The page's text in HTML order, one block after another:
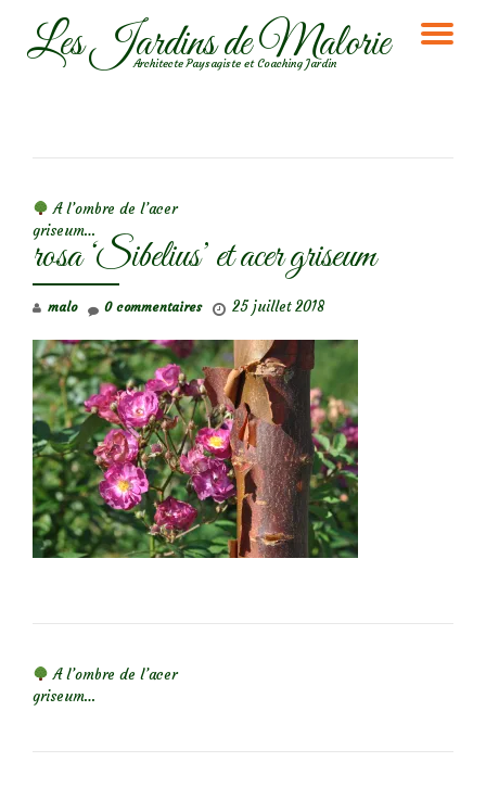
AllerLes Jardins de Malorie
Architecte Paysagiste et Coaching Jardin
A l’ombre de l’acer
griseum…
rosa ‘Sibelius’ et acer griseum
malo 25 juillet 2018
0 commentaires
A l’ombre de l’acer
griseum…